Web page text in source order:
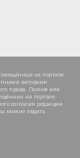
на портале
авторами
права. Полное или
на портале
согласия редакции
можно задать